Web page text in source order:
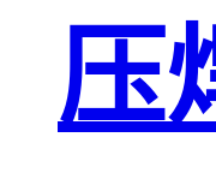
压